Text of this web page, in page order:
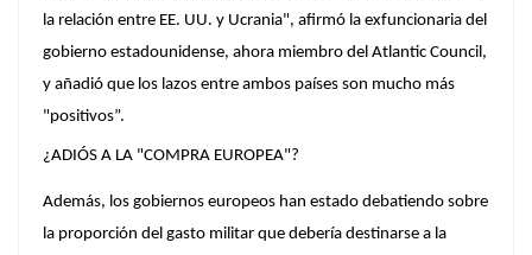
la relación entre EE. UU. y Ucrania", afirmó la exfuncionaria del
gobierno estadounidense, ahora miembro del Atlantic Council,
y añadió que los lazos entre ambos países son mucho más
"positivos”.
¿ADIÓS A LA "COMPRA EUROPEA"?
Además, los gobiernos europeos han estado debatiendo sobre
la proporción del gasto militar que debería destinarse a la